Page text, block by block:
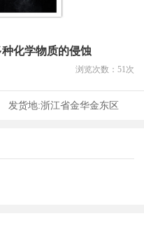
化学物质的侵蚀
浏览次数： 51 次
发货地:浙江省金华金东区